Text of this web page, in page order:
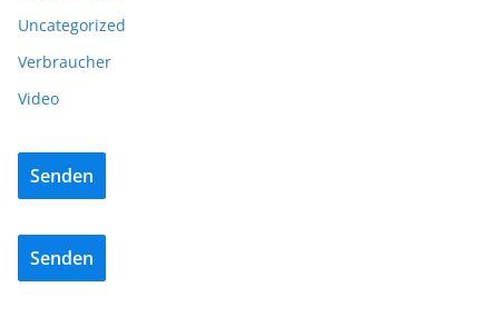
Uncategorized
Verbraucher
Video
Senden
Senden